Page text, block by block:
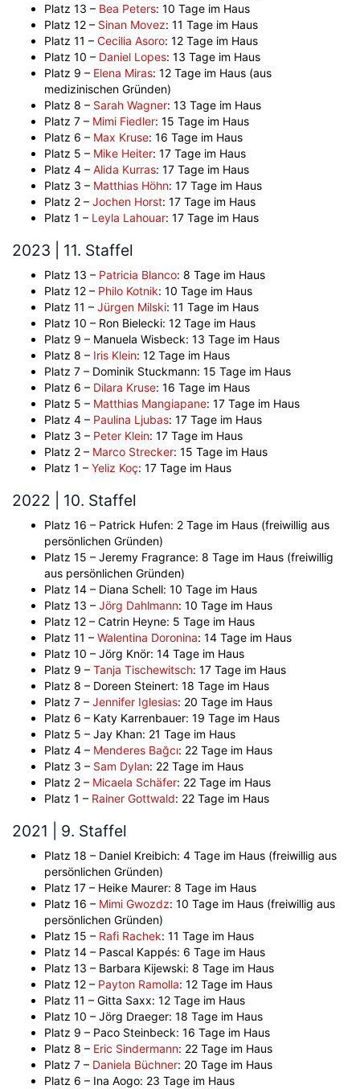
Platz 13 – Bea Peters: 10 Tage im Haus
Platz 12 – Sinan Movez: 11 Tage im Haus
Platz 11 – Cecilia Asoro: 12 Tage im Haus
Platz 10 – Daniel Lopes: 13 Tage im Haus
Platz 9 – Elena Miras: 12 Tage im Haus (aus
medizinischen Gründen)
Platz 8 – Sarah Wagner: 13 Tage im Haus
Platz 7 – Mimi Fiedler: 15 Tage im Haus
Platz 6 – Max Kruse: 16 Tage im Haus
Platz 5 – Mike Heiter: 17 Tage im Haus
Platz 4 – Alida Kurras: 17 Tage im Haus
Platz 3 – Matthias Höhn: 17 Tage im Haus
Platz 2 – Jochen Horst: 17 Tage im Haus
Platz 1 – Leyla Lahouar: 17 Tage im Haus
2023 | 11. Staffel
Platz 13 – Patricia Blanco: 8 Tage im Haus
Platz 12 – Philo Kotnik: 10 Tage im Haus
Platz 11 – Jürgen Milski: 11 Tage im Haus
Platz 10 – Ron Bielecki: 12 Tage im Haus
Platz 9 – Manuela Wisbeck: 13 Tage im Haus
Platz 8 – Iris Klein: 12 Tage im Haus
Platz 7 – Dominik Stuckmann: 15 Tage im Haus
Platz 6 – Dilara Kruse: 16 Tage im Haus
Platz 5 – Matthias Mangiapane: 17 Tage im Haus
Platz 4 – Paulina Ljubas: 17 Tage im Haus
Platz 3 – Peter Klein: 17 Tage im Haus
Platz 2 – Marco Strecker: 15 Tage im Haus
Platz 1 – Yeliz Koç: 17 Tage im Haus
2022 | 10. Staffel
Platz 16 – Patrick Hufen: 2 Tage im Haus (freiwillig aus
persönlichen Gründen)
Platz 15 – Jeremy Fragrance: 8 Tage im Haus (freiwillig
aus persönlichen Gründen)
Platz 14 – Diana Schell: 10 Tage im Haus
Platz 13 – Jörg Dahlmann: 10 Tage im Haus
Platz 12 – Catrin Heyne: 5 Tage im Haus
Platz 11 – Walentina Doronina: 14 Tage im Haus
Platz 10 – Jörg Knör: 14 Tage im Haus
Platz 9 – Tanja Tischewitsch: 17 Tage im Haus
Platz 8 – Doreen Steinert: 18 Tage im Haus
Platz 7 – Jennifer Iglesias: 20 Tage im Haus
Platz 6 – Katy Karrenbauer: 19 Tage im Haus
Platz 5 – Jay Khan: 21 Tage im Haus
Platz 4 – Menderes Bağcı: 22 Tage im Haus
Platz 3 – Sam Dylan: 22 Tage im Haus
Platz 2 – Micaela Schäfer: 22 Tage im Haus
Platz 1 – Rainer Gottwald: 22 Tage im Haus
2021 | 9. Staffel
Platz 18 – Daniel Kreibich: 4 Tage im Haus (freiwillig aus
persönlichen Gründen)
Platz 17 – Heike Maurer: 8 Tage im Haus
Platz 16 – Mimi Gwozdz: 10 Tage im Haus (freiwillig aus
persönlichen Gründen)
Platz 15 – Rafi Rachek: 11 Tage im Haus
Platz 14 – Pascal Kappés: 6 Tage im Haus
Platz 13 – Barbara Kijewski: 8 Tage im Haus
Platz 12 – Payton Ramolla: 12 Tage im Haus
Platz 11 – Gitta Saxx: 12 Tage im Haus
Platz 10 – Jörg Draeger: 18 Tage im Haus
Platz 9 – Paco Steinbeck: 16 Tage im Haus
Platz 8 – Eric Sindermann: 22 Tage im Haus
Platz 7 – Daniela Büchner: 20 Tage im Haus
Platz 6 – Ina Aogo: 23 Tage im Haus